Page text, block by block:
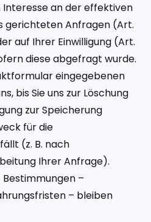
an der effektiven
gerichteten Anfragen (Art.
auf Ihrer Einwilligung (Art.
diese abgefragt wurde.
eingegebenen
bis Sie uns zur Löschung
zur Speicherung
für die
(z. B. nach
Ihrer Anfrage).
–
– bleiben